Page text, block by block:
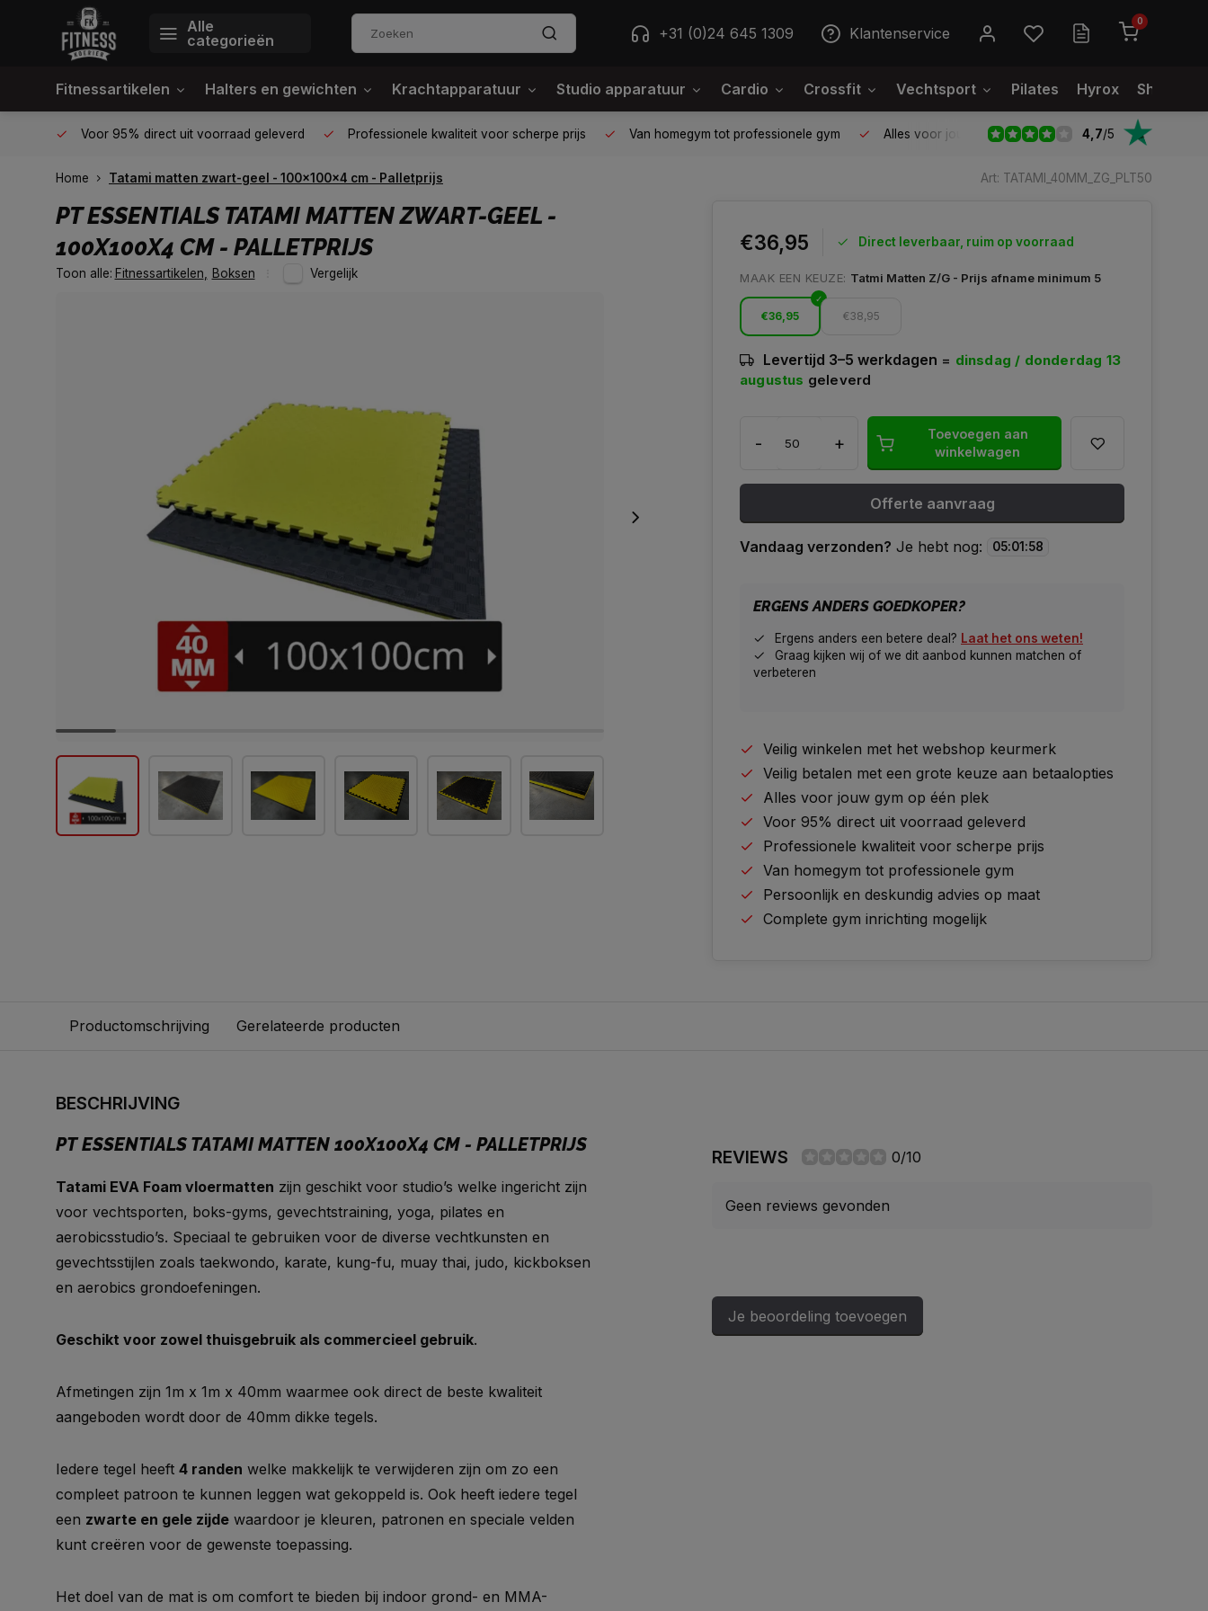
Alle
categorieën
+31 (0)24 645 1309 Klantenservice
0
Fitnessartikelen Halters en gewichten Krachtapparatuur Studio apparatuur Cardio Crossfit Vechtsport Pilates Hyrox
Voor 95% direct uit voorraad geleverd Professionele kwaliteit voor scherpe prijs Van homegym tot professionele gym Alles voor jouw gym op één plek Voor 95%
4,7/5
Home Tatami matten zwart-geel - 100x100x4 cm - Palletprijs Art: TATAMI_40MM_ZG_PLT50
PT ESSENTIALS TATAMI MATTEN ZWART-GEEL -
100X100X4 CM - PALLETPRIJS
Toon alle: Fitnessartikelen Boksen Vergelijk
€36,95 Direct leverbaar, ruim op voorraad
MAAK EEN KEUZE: Tatmi Matten Z/G - Prijs afname minimum 5
€36,95 €38,95
Levertijd 3–5 werkdagen = dinsdag / donderdag 13
augustus geleverd
- +
Toevoegen aan
winkelwagen
Offerte aanvraag
Vandaag verzonden? Je hebt nog: 05:01:57
ERGENS ANDERS GOEDKOPER?
Ergens anders een betere deal? Laat het ons weten!
Graag kijken wij of we dit aanbod kunnen matchen of
verbeteren
Veilig winkelen met het webshop keurmerk
Veilig betalen met een grote keuze aan betaalopties
Alles voor jouw gym op één plek
Voor 95% direct uit voorraad geleverd
Professionele kwaliteit voor scherpe prijs
Van homegym tot professionele gym
Persoonlijk en deskundig advies op maat
Complete gym inrichting mogelijk
Productomschrijving Gerelateerde producten
BESCHRIJVING
PT ESSENTIALS TATAMI MATTEN 100X100X4 CM - PALLETPRIJS
Tatami EVA Foam vloermatten zijn geschikt voor studio’s welke ingericht zijn
voor vechtsporten, boks-gyms, gevechtstraining, yoga, pilates en
aerobicsstudio’s. Speciaal te gebruiken voor de diverse vechtkunsten en
gevechtsstijlen zoals taekwondo, karate, kung-fu, muay thai, judo, kickboksen
en aerobics grondoefeningen.
Geschikt voor zowel thuisgebruik als commercieel gebruik.
Afmetingen zijn 1m x 1m x 40mm waarmee ook direct de beste kwaliteit
aangeboden wordt door de 40mm dikke tegels.
Iedere tegel heeft 4 randen welke makkelijk te verwijderen zijn om zo een
compleet patroon te kunnen leggen wat gekoppeld is. Ook heeft iedere tegel
een zwarte en gele zijde waardoor je kleuren, patronen en speciale velden
kunt creëren voor de gewenste toepassing.
Het doel van de mat is om comfort te bieden bij indoor grond- en MMA-
REVIEWS 0/10
Geen reviews gevonden
Je beoordeling toevoegen